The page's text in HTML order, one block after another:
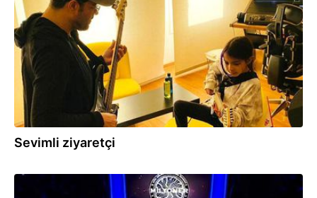
Sevimli ziyaretçi